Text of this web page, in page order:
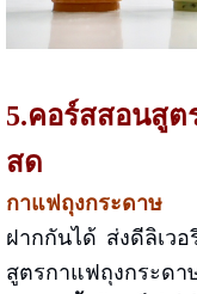
5.คอร์สสอนสูต
สด
กาแฟถุงกระดาษช่ว
ฝากกันได้ ส่งดีลิเวอ
สูตรกาแฟถุงกระด